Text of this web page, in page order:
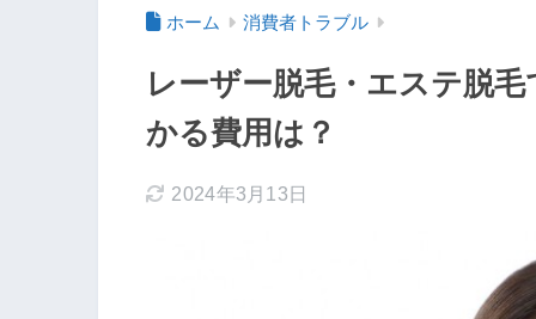
ホーム 消費者トラブル
レーザー脱毛・エステ脱
かる費用は？
2024年3月13日